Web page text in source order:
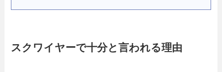
スクワイヤーで十分と言われる理由